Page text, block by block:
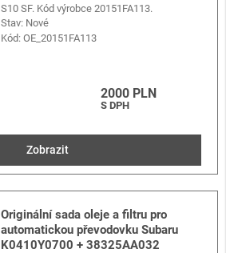
S10 SF. Kód výrobce 20151FA113.
Stav: Nové
Kód:OE_20151FA113
2000 PLN
S DPH
Zobrazit
Originální sada oleje a filtru pro
automatickou převodovku Subaru
K0410Y0700 + 38325AA032